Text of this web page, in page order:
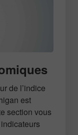
de l’indice
est
section vous